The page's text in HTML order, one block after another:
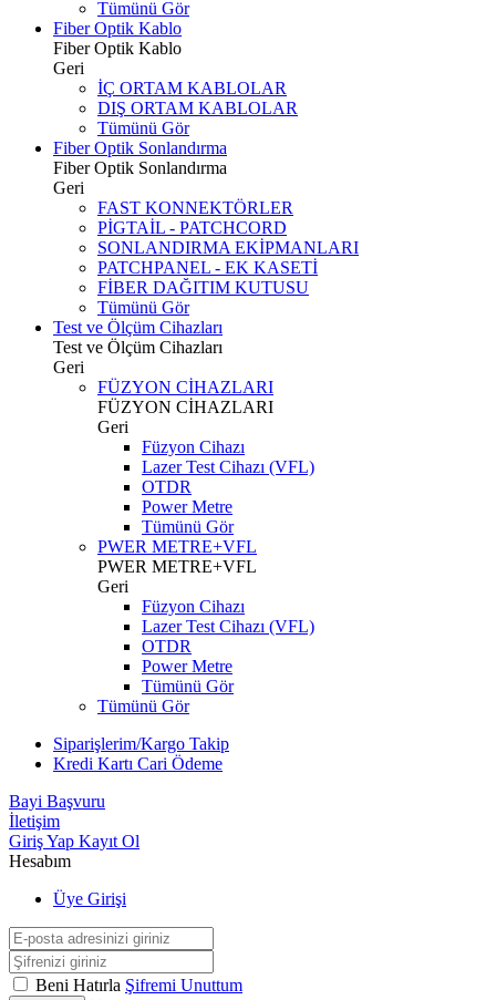
Tümünü Gör
Fiber Optik Kablo
Fiber Optik Kablo
Geri
İÇ ORTAM KABLOLAR
DIŞ ORTAM KABLOLAR
Tümünü Gör
Fiber Optik Sonlandırma
Fiber Optik Sonlandırma
Geri
FAST KONNEKTÖRLER
PİGTAİL - PATCHCORD
SONLANDIRMA EKİPMANLARI
PATCHPANEL - EK KASETİ
FİBER DAĞITIM KUTUSU
Tümünü Gör
Test ve Ölçüm Cihazları
Test ve Ölçüm Cihazları
Geri
FÜZYON CİHAZLARI
FÜZYON CİHAZLARI
Geri
Füzyon Cihazı
Lazer Test Cihazı (VFL)
OTDR
Power Metre
Tümünü Gör
PWER METRE+VFL
PWER METRE+VFL
Geri
Füzyon Cihazı
Lazer Test Cihazı (VFL)
OTDR
Power Metre
Tümünü Gör
Tümünü Gör
Siparişlerim/Kargo Takip
Kredi Kartı Cari Ödeme
Bayi Başvuru
İletişim
Giriş Yap Kayıt Ol
Hesabım
Üye Girişi
Beni Hatırla Şifremi Unuttum